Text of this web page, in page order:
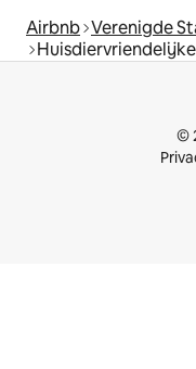
Airbnb Verenigde
©